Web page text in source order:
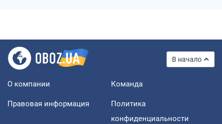
В начало
О компании Команда
Правовая информация
Политика
конфиденциальности